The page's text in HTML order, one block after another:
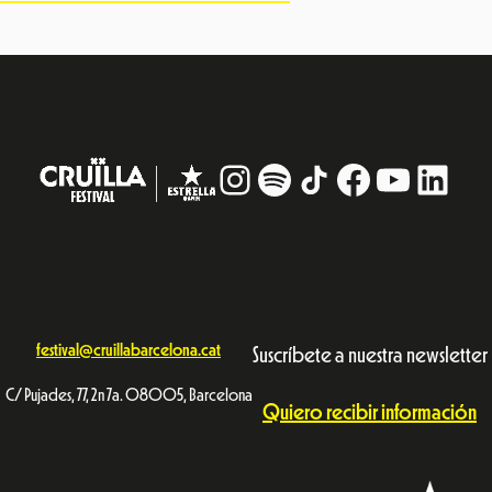
Instagram
# TikTokFacebook
YouTube
festival@cruillabarcelona.cat
C/ Pujades, 77, 2n 7a. 08005, Barcelona
Suscríbete a nuestra newsletter
Quiero recibir información